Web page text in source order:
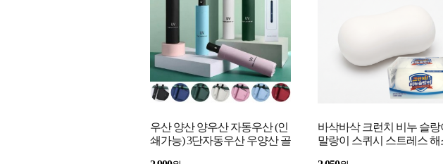
우산 양산 양우산 자동우산 (인
쇄가능) 3단자동우산 우양산 골
바삭바삭 크런치 비누 슬랑
말랑이 스퀴시 스트레스 해